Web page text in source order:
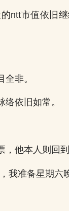
ntt市值依旧
非。
依旧如常。
他本人则回
我准备星期六